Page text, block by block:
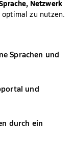
Netzwerk
zu nutzen.
Sprachen und
und
durch ein